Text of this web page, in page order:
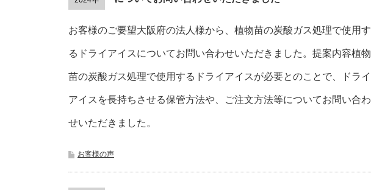
お客様のご要望大阪府の法人様から、植物苗の炭酸ガス処理で使用す
るドライアイスについてお問い合わせいただきました。提案内容植物
苗の炭酸ガス処理で使用するドライアイスが必要とのことで、ドライ
アイスを長持ちさせる保管方法や、ご注文方法等についてお問い合わ
せいただきました。
お客様の声